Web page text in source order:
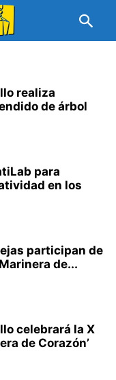
realiza
de árbol
para
en los
participan de
de...
celebrará la X
de Corazón’